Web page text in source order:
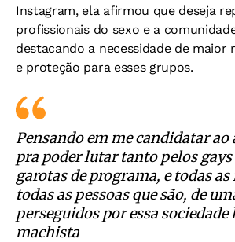
Instagram, ela afirmou que deseja
profissionais do sexo e a
destacando a necessidade de maior
e proteção para esses grupos.
Pensando em me candidatar ao
pra poder lutar tanto pelos
garotas de programa, e todas
todas as pessoas que são, de
perseguidos por essa
machista